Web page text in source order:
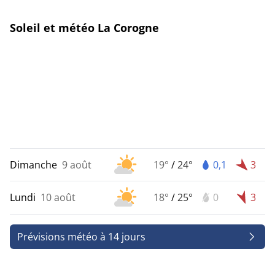
Soleil et météo La Corogne
Dimanche 9 août 19° /24° 0,1 3
Lundi 10 août 18° /25° 0 3
Prévisions météo à 14 jours